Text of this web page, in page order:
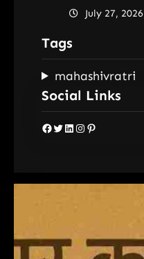
July 27, 2026
Tags
mahashivratri
Social Links
Facebook Twitter LinkedIn Instagram Pinterest